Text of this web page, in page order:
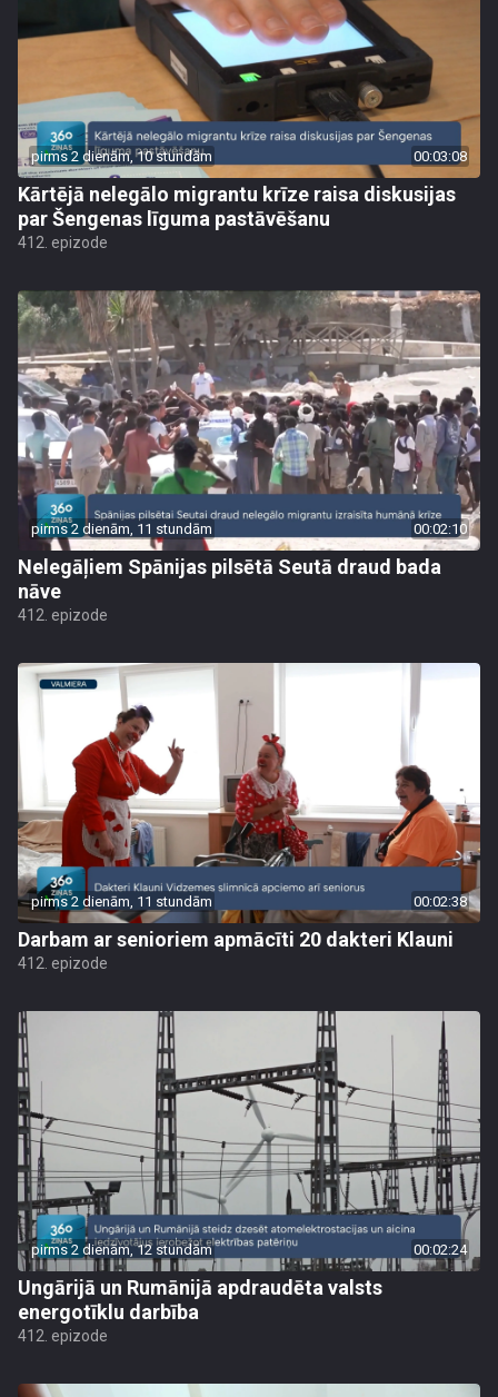
pirms 2 dienām, 10 stundām 00:03:08
Kārtējā nelegālo migrantu krīze raisa diskusijas
par Šengenas līguma pastāvēšanu
412. epizode
pirms 2 dienām, 11 stundām 00:02:10
Nelegāļiem Spānijas pilsētā Seutā draud bada
nāve
412. epizode
pirms 2 dienām, 11 stundām 00:02:38
Darbam ar senioriem apmācīti 20 dakteri Klauni
412. epizode
pirms 2 dienām, 12 stundām 00:02:24
Ungārijā un Rumānijā apdraudēta valsts
energotīklu darbība
412. epizode